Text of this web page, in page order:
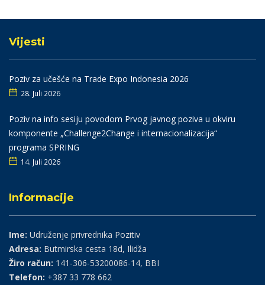
Vijesti
Poziv za učešće na Trade Expo Indonesia 2026
28. Juli 2026
Poziv na info sesiju povodom Prvog javnog poziva u okviru
komponente „Challenge2Change i internacionalizacija“
programa SPRING
14. Juli 2026
Informacije
Ime: Udruženje privrednika Pozitiv
Adresa: Butmirska cesta 18d, Ilidža
Žiro račun: 141-306-53200086-14, BBI
Telefon: +387 33 778 662